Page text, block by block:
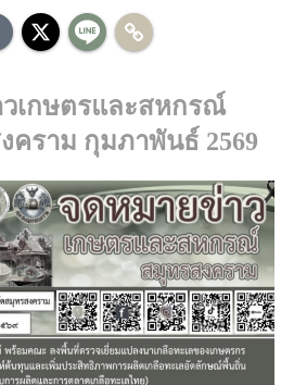
เกษตรและสหกรณ์
คราม กุมภาพันธ์ 2569